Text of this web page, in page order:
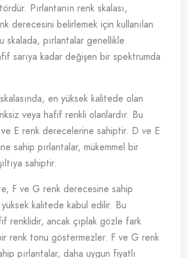
Pırlantanın renk skalası,
derecesini belirlemek için kullanılan
skalada, pırlantalar genellikle
sarıya kadar değişen bir spektrumda
en yüksek kalitede olan
veya hafif renkli olanlardır. Bu
E renk derecelerine sahiptir. D ve E
sahip pırlantalar, mükemmel bir
sahiptir.
F ve G renk derecesine sahip
kalitede kabul edilir. Bu
renklidir, ancak çıplak gözle fark
renk tonu göstermezler. F ve G renk
pırlantalar, daha uygun fiyatlı